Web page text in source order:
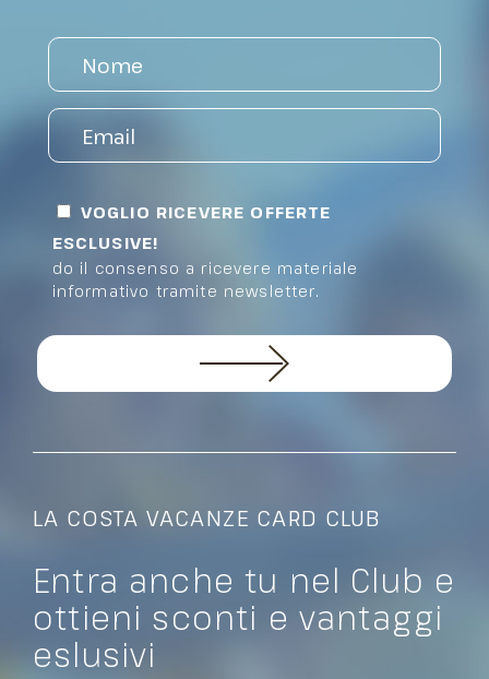
VOGLIO RICEVERE OFFERTE
ESCLUSIVE!
do il consenso a ricevere materiale
informativo tramite newsletter.
LA COSTA VACANZE CARD CLUB
Entra anche tu nel Club e
ottieni sconti e vantaggi
eslusivi